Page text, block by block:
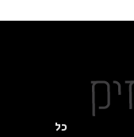
כל